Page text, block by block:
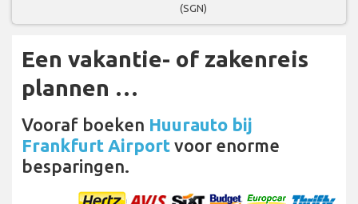
(SGN)
Een vakantie- of zakenreis
plannen …
Vooraf boeken Huurauto bij
Frankfurt Airport voor enorme
besparingen.